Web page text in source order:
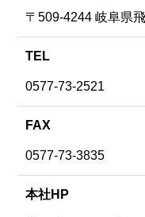
〒509-4244 岐阜県
TEL
0577-73-2521
FAX
0577-73-3835
本社HP